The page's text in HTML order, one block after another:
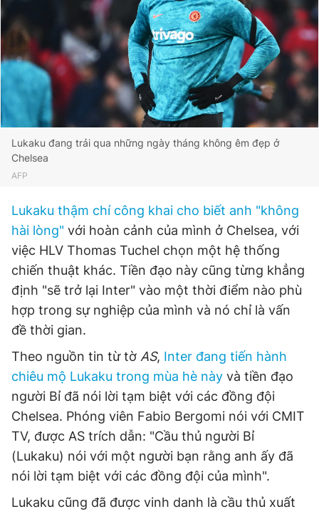
Theo dõi báo trên
Hotline
0906 645 777
Liên hệ quảng cáo
0908 780 404
Đặt báo Quảng cáo RSS Tòa soạn Chính sách bảo
Tổng biên tập: Nguyễn Ngọc Toàn
Phó tổng biên tập thường trực: Hải Thành
Phó tổng biên tập: Lâm Hiếu Dũng
Phó tổng biên tập: Trần Việt Hưng
Giấy phép xuất bản số 110/GP - BTTTT cấp ngày 24.3.2020
© 2003-2026 Bản quyền thuộc về Báo Thanh Niên. Cấm sao
chép dưới mọi hình thức nếu không có sự chấp thuận bằng văn
bản. Phát triển bởi ePi Technologies, JSC.
Lukaku đang trải qua những ngày tháng không êm đẹp ở
Chelsea
AFP
Lukaku thậm chí công khai cho biết anh "không
hài lòng" với hoàn cảnh của mình ở Chelsea, với
việc HLV Thomas Tuchel chọn một hệ thống
chiến thuật khác. Tiền đạo này cũng từng khẳng
định "sẽ trở lại Inter" vào một thời điểm nào phù
hợp trong sự nghiệp của mình và nó chỉ là vấn
đề thời gian.
Theo nguồn tin từ tờ AS, Inter đang tiến hành
chiêu mộ Lukaku trong mùa hè này và tiền đạo
người Bỉ đã nói lời tạm biệt với các đồng đội
Chelsea. Phóng viên Fabio Bergomi nói với CMIT
TV, được AS trích dẫn: "Cầu thủ người Bỉ
(Lukaku) nói với một người bạn rằng anh ấy đã
nói lời tạm biệt với các đồng đội của mình".
Lukaku cũng đã được vinh danh là cầu thủ xuất